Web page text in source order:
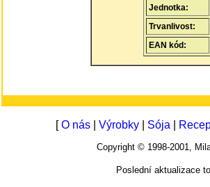
Jednotka:
Trvanlivost:
EAN kód:
[O nás Výrobky Sója
Copyright © 1998-2001,
Poslední aktualizace